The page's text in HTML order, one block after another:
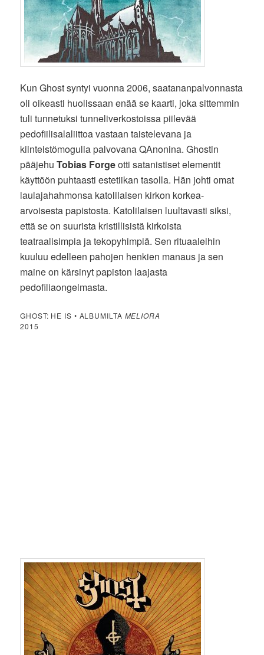
Kun Ghost syntyi vuonna 2006, saatananpalvonnasta
oli oikeasti huolissaan enää se kaarti, joka sittemmin
tuli tunnetuksi tunneliverkostoissa piilevää
pedofiilisalaliittoa vastaan taistelevana ja
kiinteistömogulia palvovana QAnonina. Ghostin
pääjehuTobias Forgeotti satanistiset elementit
käyttöön puhtaasti estetiikan tasolla. Hän johti omat
laulajahahmonsa katolilaisen kirkon korkea-
arvoisesta papistosta. Katolilaisen luultavasti siksi,
että se on suurista kristillisistä kirkoista
teatraalisimpia ja tekopyhimpiä. Sen rituaaleihin
kuuluu edelleen pahojen henkien manaus ja sen
maine on kärsinyt papiston laajasta
pedofiliaongelmasta.
GHOST: HE IS • ALBUMILTA MELIORA
2015